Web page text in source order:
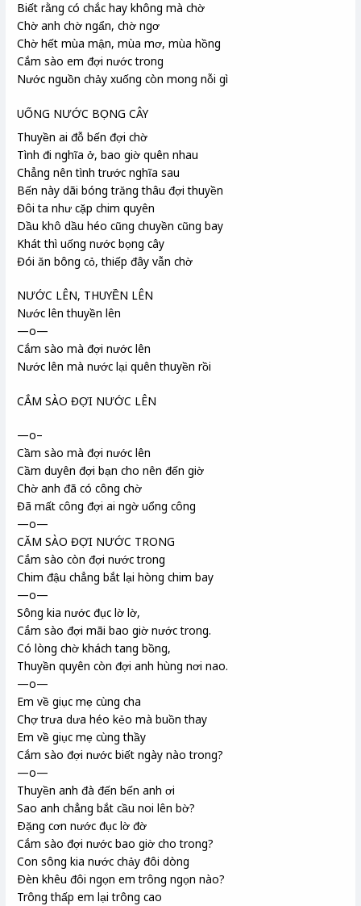
Biết rằng có chắc hay không mà chờ
Chờ anh chờ ngẩn, chờ ngơ
Chờ hết mùa mận, mùa mơ, mùa hồng
Cắm sào em đợi nước trong
Nước nguồn chảy xuống còn mong nỗi gì
UỐNG NƯỚC BỌNG CÂY
Thuyền ai đỗ bến đợi chờ
Tình đi nghĩa ở, bao giờ quên nhau
Chẳng nên tình trước nghĩa sau
Bến này dãi bóng trăng thâu đợi thuyền
Đôi ta như cặp chim quyên
Dầu khô dầu héo cũng chuyền cũng bay
Khát thì uống nước bọng cây
Đói ăn bông cỏ, thiếp đây vẫn chờ
NƯỚC LÊN, THUYỀN LÊN
Nước lên thuyền lên
—o—
Cắm sào mà đợi nước lên
Nước lên mà nước lại quên thuyền rồi
CẮM SÀO ĐỢI NƯỚC LÊN
—o–
Cầm sào mà đợi nước lên
Cầm duyên đợi bạn cho nên đến giờ
Chờ anh đã có công chờ
Đã mất công đợi ai ngờ uổng công
—o—
CĂM SÀO ĐỢI NƯỚC TRONG
Cắm sào còn đợi nước trong
Chim đậu chẳng bắt lại hòng chim bay
—o—
Sông kia nước đục lờ lờ,
Cắm sào đợi mãi bao giờ nước trong.
Có lòng chờ khách tang bồng,
Thuyền quyên còn đợi anh hùng nơi nao.
—o—
Em về giục mẹ cùng cha
Chợ trưa dưa héo kẻo mà buồn thay
Em về giục mẹ cùng thầy
Cắm sào đợi nước biết ngày nào trong?
—o—
Thuyền anh đà đến bến anh ơi
Sao anh chẳng bắt cầu noi lên bờ?
Ðặng cơn nước đục lờ đờ
Cắm sào đợi nước bao giờ cho trong?
Con sông kia nước chảy đôi dòng
Ðèn khêu đôi ngọn em trông ngọn nào?
Trông thấp em lại trông cao